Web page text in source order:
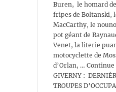
Buren, le homard
fripes de Boltanski,
MacCarthy, le
pot géant de
Venet, la literie
motocyclette de
d’Orlan, … Continue
GIVERNY :
TROUPES